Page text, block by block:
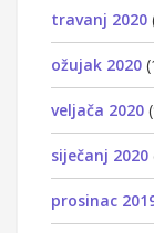
travanj 2020
ožujak 2020
veljača 2020
siječanj 2020
prosinac